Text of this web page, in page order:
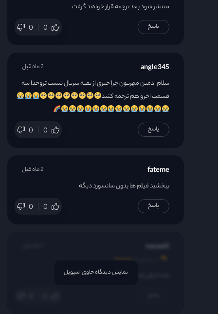
منتشر شود بعد ترجمه قرار خواهد گرفت
0 0 پاسخ
angle345
سلام ادمین مهربون چرا خبری از بقیه سریال نیست تروخدا سه
قسمت اخرو هم ترجمه کنید
0 0
2 ماه قبل
پاسخ
fateme
ببخشید فیلم ها بدون سانسورد دیگه
0 0
2 ماه قبل
پاسخ
nanaaiii
fateme
نه.با خیال راحت دانلود کننمایش دیدگاه حاوی اسپویل